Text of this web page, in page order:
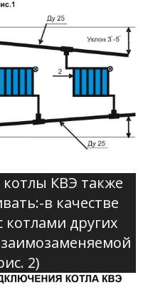
КВЭ также
в качестве
котлами других
2)